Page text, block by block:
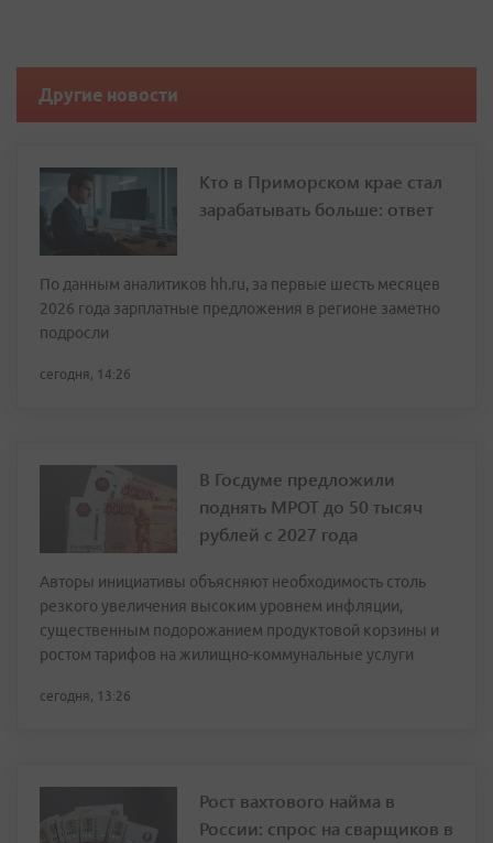
Другие новости
Кто в Приморском крае стал
зарабатывать больше: ответ
По данным аналитиков hh.ru, за первые шесть месяцев
2026 года зарплатные предложения в регионе заметно
подросли
сегодня, 14:26
В Госдуме предложили
поднять МРОТ до 50 тысяч
рублей с 2027 года
Авторы инициативы объясняют необходимость столь
резкого увеличения высоким уровнем инфляции,
существенным подорожанием продуктовой корзины и
ростом тарифов на жилищно-коммунальные услуги
сегодня, 13:26
Рост вахтового найма в
России: спрос на сварщиков в